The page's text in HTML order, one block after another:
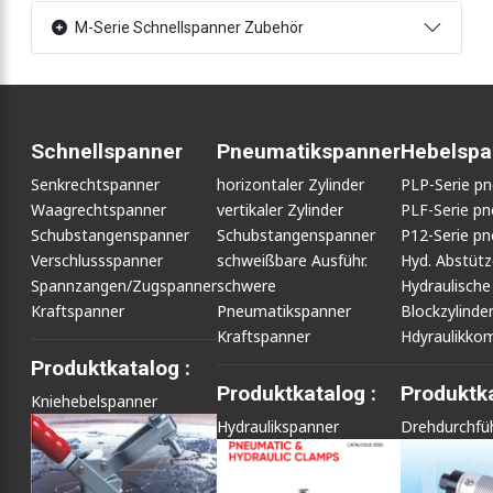
M-Serie Schnellspanner Zubehör
Schnellspanner
Senkrechtspanner
Waagrechtspanner
Schubstangenspanner
Verschlussspanner
Spannzangen/Zugspanner
Kraftspanner
Produktkatalog :
Kniehebelspanner
Pneumatikspanner
horizontaler Zylinder
vertikaler Zylinder
Schubstangenspanner
schweißbare Ausführ.
schwere
Pneumatikspanner
Kraftspanner
Produktkatalog :
Hydraulikspanner
PLP-Serie
PLF-Serie
P12-Serie
Hyd.
Hydraulische
Blockzylinder